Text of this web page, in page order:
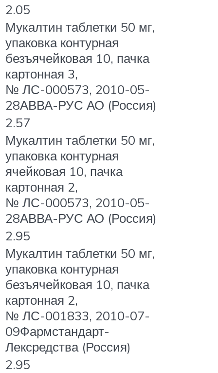
2.05
Мукалтин таблетки 50 мг,
упаковка контурная
безъячейковая 10, пачка
картонная 3,
№ ЛС-000573, 2010-05-
28АВВА-РУС АО (Россия)
2.57
Мукалтин таблетки 50 мг,
упаковка контурная
ячейковая 10, пачка
картонная 2,
№ ЛС-000573, 2010-05-
28АВВА-РУС АО (Россия)
2.95
Мукалтин таблетки 50 мг,
упаковка контурная
безъячейковая 10, пачка
картонная 2,
№ ЛС-001833, 2010-07-
09Фармстандарт-
Лексредства (Россия)
2.95